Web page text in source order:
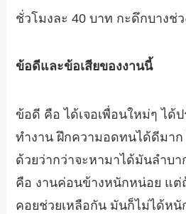
ชั่วโมงละ 40 บาท กะดึกบางช่ว
ข้อดีและข้อเสียของงานนี้
ข้อดี คือ ได้เจอเพื่อนใหม่ๆ ได้
ทำงาน ฝึกความอดทนได้ดีมา
ด้วยว่ากว่าจะหามาได้มันลำบ
คือ งานค่อนข้างหนักหน่อย แต่
คอยช่วยเหลือกัน มันก็ไม่ได้ห